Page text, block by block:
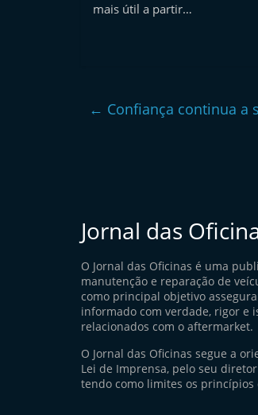
mais útil a partir…
← Confiança continua a
Jornal das
O Jornal das Oficinas é uma
manutenção e reparação de
como principal objetivo
informado com verdade, rigor e
relacionados com o aftermarket.
O Jornal das Oficinas segue a
Lei de Imprensa, pelo seu
tendo como limites os princípios